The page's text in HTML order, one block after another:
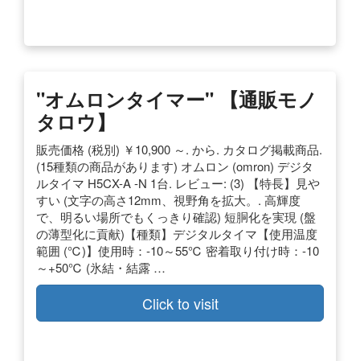
"オムロンタイマー" 【通販モノ
タロウ】
販売価格 (税別) ￥10,900 ～. から. カタログ掲載商品.
(15種類の商品があります) オムロン (omron) デジタ
ルタイマ H5CX-A -N 1台. レビュー: (3) 【特長】見や
すい (文字の高さ12mm、視野角を拡大。. 高輝度
で、明るい場所でもくっきり確認) 短胴化を実現 (盤
の薄型化に貢献)【種類】デジタルタイマ【使用温度
範囲 (℃)】使用時：-10～55℃ 密着取り付け時：-10
～+50℃ (氷結・結露 …
Click to visit